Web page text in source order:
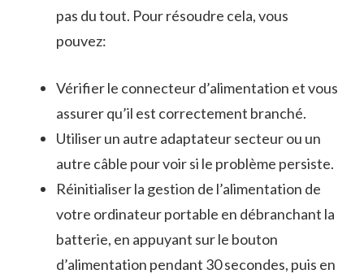
pas du⁤ tout. Pour résoudre cela, vous
pouvez:
Vérifier le connecteur d’alimentation et vous
assurer qu’il est correctement branché.
Utiliser un autre adaptateur ⁢secteur ou un
autre ⁢câble pour voir si le problème ⁢persiste.
Réinitialiser la gestion de l’alimentation de
votre ordinateur portable en débranchant la
batterie, en appuyant sur le bouton
‍d’alimentation pendant 30 secondes,‌ puis en